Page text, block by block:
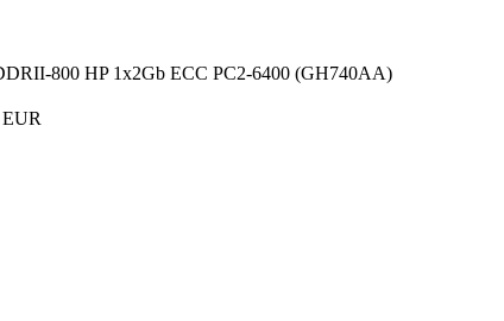
800 HP 1x2Gb ECC PC2-6400 (GH740AA)